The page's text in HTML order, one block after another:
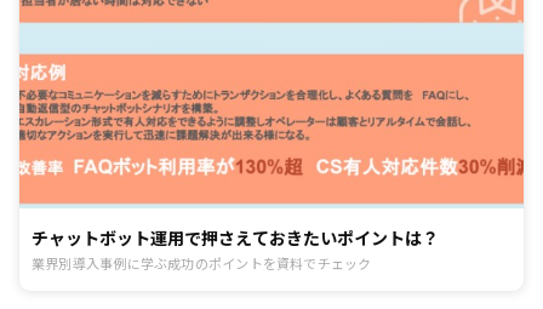
チャットボット運用で押さえておきたいポイントは？
業界別導入事例に学ぶ成功のポイントを資料でチェック